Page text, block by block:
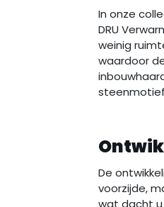
In onze
DRU
weinig
waardoor
De
voorzijde,
wat dacht u